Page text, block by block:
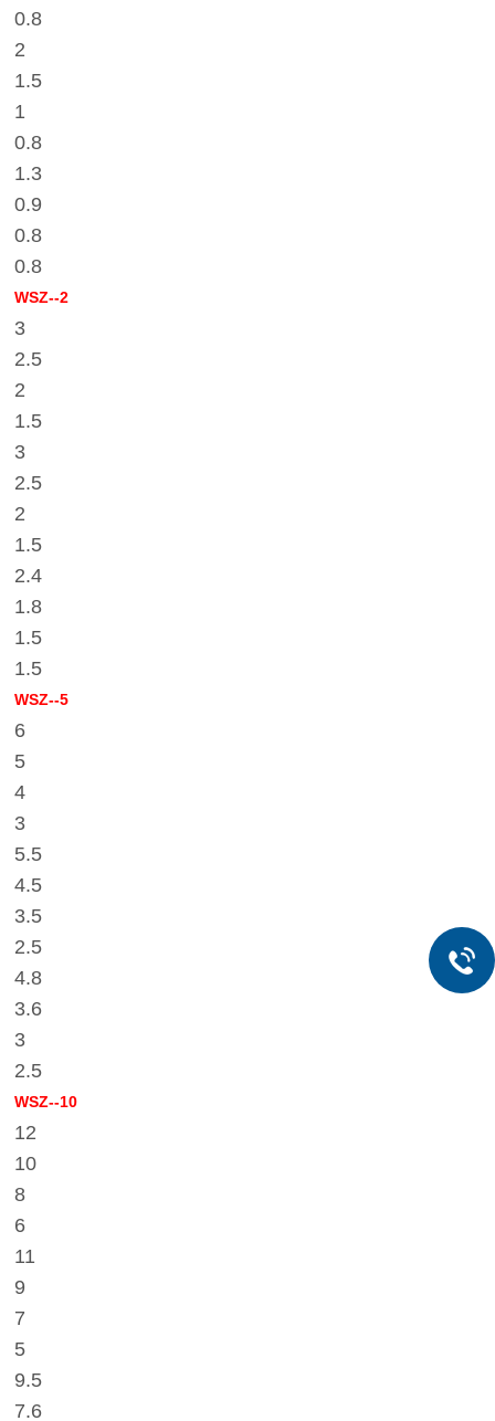
0.8
2
1.5
1
0.8
1.3
0.9
0.8
0.8
WSZ--2
3
2.5
2
1.5
3
2.5
2
1.5
2.4
1.8
1.5
1.5
WSZ--5
6
5
4
3
5.5
4.5
3.5
2.5
4.8
3.6
3
2.5
WSZ--10
12
10
8
6
11
9
7
5
9.5
7.6